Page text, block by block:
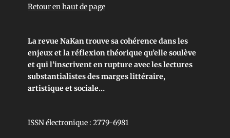
Retour en haut de page
La revue NaKan trouve sa cohérence dans les
enjeux et la réflexion théorique qu’elle soulève
et qui l’inscrivent en rupture avec les lectures
substantialistes des marges littéraire,
artistique et sociale…
ISSN électronique : 2779-6981